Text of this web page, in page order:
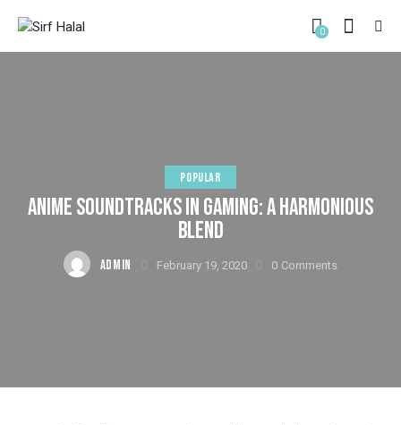
0
POPULAR
ANIME SOUNDTRACKS IN GAMING: A HARMONIOUS
BLEND
ADMIN February 19, 2020 0 Comments